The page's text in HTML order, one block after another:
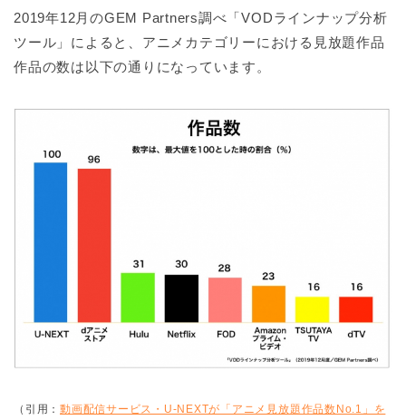
2019年12月のGEM Partners調べ「VODラインナップ分析
ツール」によると、アニメカテゴリーにおける見放題作品
作品の数は以下の通りになっています。
（引用：動画配信サービス・U-NEXTが「アニメ見放題作品数No.1」を